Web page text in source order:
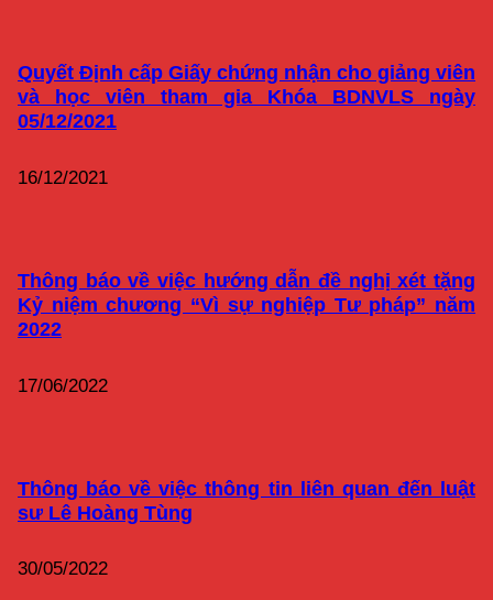
Quyết Định cấp Giấy chứng nhận cho giảng viên
và học viên tham gia Khóa BDNVLS ngày
05/12/2021
16/12/2021
Thông báo về việc hướng dẫn đề nghị xét tặng
Kỷ niệm chương “Vì sự nghiệp Tư pháp” năm
2022
17/06/2022
Thông báo về việc thông tin liên quan đến luật
sư Lê Hoàng Tùng
30/05/2022